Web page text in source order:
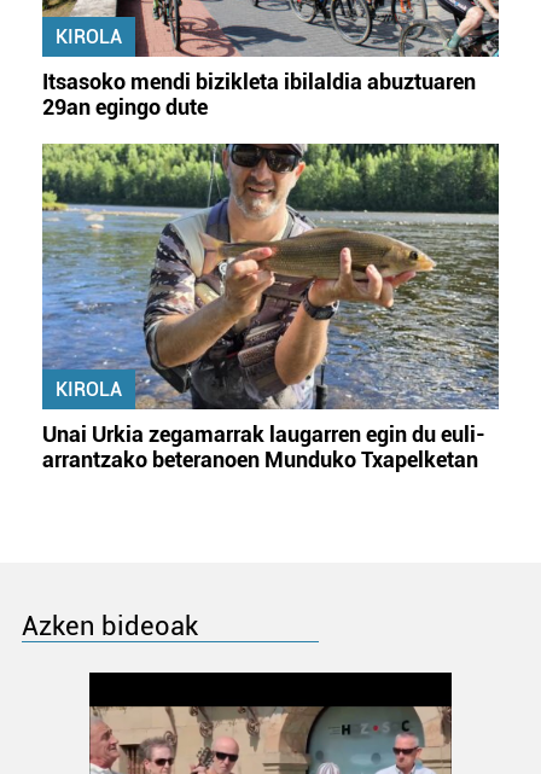
KIROLA
Itsasoko mendi bizikleta ibilaldia abuztuaren
29an egingo dute
KIROLA
Unai Urkia zegamarrak laugarren egin du euli-
arrantzako beteranoen Munduko Txapelketan
Azken bideoak